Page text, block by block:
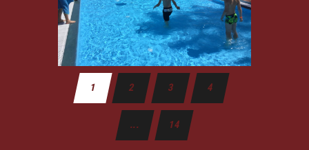
1 2 3 4
... 14